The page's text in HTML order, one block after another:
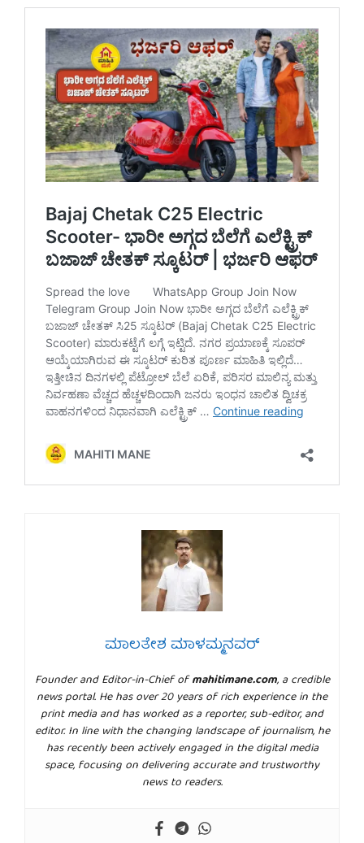
ಮಾಲತೇಶ ಮಾಳಮ್ಮನವರ್
Founder and Editor-in-Chief ofmahitimane.com, a credible
news portal. He has over 20 years of rich experience in the
print media and has worked as a reporter, sub-editor, and
editor. In line with the changing landscape of journalism, he
has recently been actively engaged in the digital media
space, focusing on delivering accurate and trustworthy
news to readers.